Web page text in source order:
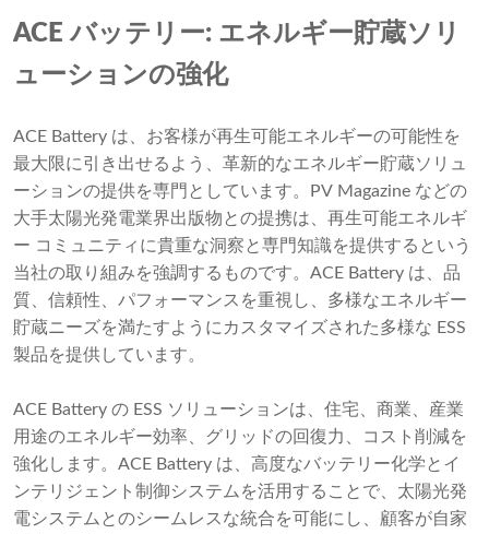
ACE バッテリー: エネルギー貯蔵ソリ
ューションの強化
ACE Battery は、お客様が再生可能エネルギーの可能性を
最大限に引き出せるよう、革新的なエネルギー貯蔵ソリュ
ーションの提供を専門としています。PV Magazine などの
大手太陽光発電業界出版物との提携は、再生可能エネルギ
ー コミュニティに貴重な洞察と専門知識を提供するという
当社の取り組みを強調するものです。ACE Battery は、品
質、信頼性、パフォーマンスを重視し、多様なエネルギー
貯蔵ニーズを満たすようにカスタマイズされた多様な ESS
製品を提供しています。
ACE Battery の ESS ソリューションは、住宅、商業、産業
用途のエネルギー効率、グリッドの回復力、コスト削減を
強化します。ACE Battery は、高度なバッテリー化学とイ
ンテリジェント制御システムを活用することで、太陽光発
電システムとのシームレスな統合を可能にし、顧客が自家